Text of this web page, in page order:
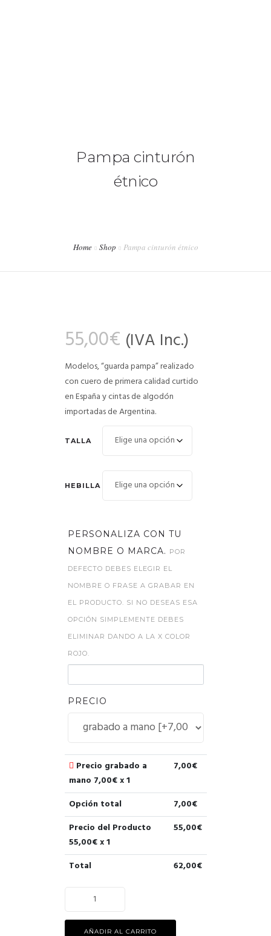
Pampa cinturón
étnico
Home Shop Pampa cinturón étnico
55,00€ (IVA Inc.)
Modelos, “guarda pampa” realizado
con cuero de primera calidad curtido
en España y cintas de algodón
importadas de Argentina.
TALLA
HEBILLA
PERSONALIZA CON TU
NOMBRE O MARCA. POR
DEFECTO DEBES ELEGIR EL
NOMBRE O FRASE A GRABAR EN
EL PRODUCTO. SI NO DESEAS ESA
OPCIÓN SIMPLEMENTE DEBES
ELIMINAR DANDO A LA X COLOR
ROJO.
PRECIO
Precio grabado a
mano 7,00€ x 1
7,00€
Opción total 7,00€
Precio del Producto
55,00€ x 1
55,00€
Total 62,00€
AÑADIR AL CARRITO